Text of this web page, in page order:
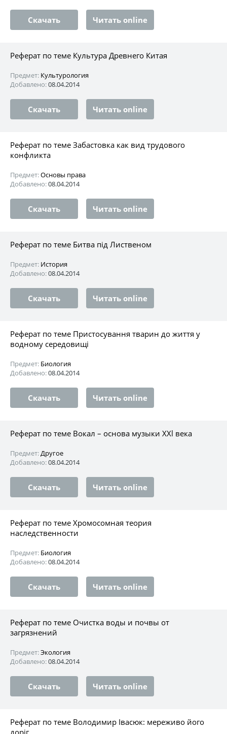
Скачать Читать online
Реферат по теме Культура Древнего Китая
Предмет: Культурология
Добавлено:08.04.2014
Скачать Читать online
Реферат по теме Забастовка как вид трудового
конфликта
Предмет:Основы права
Добавлено:08.04.2014
Скачать Читать online
Реферат по теме Битва під Лиственом
Предмет: История
Добавлено:08.04.2014
Скачать Читать online
Реферат по теме Пристосування тварин до життя у
водному середовищі
Предмет: Биология
Добавлено:08.04.2014
Скачать Читать online
Реферат по теме Вокал – основа музыки XXl века
Предмет:Другое
Добавлено:08.04.2014
Скачать Читать online
Реферат по теме Хромосомная теория
наследственности
Предмет: Биология
Добавлено:08.04.2014
Скачать Читать online
Реферат по теме Очистка воды и почвы от
загрязнений
Предмет:Экология
Добавлено:08.04.2014
Скачать Читать online
Реферат по теме Володимир Івасюк: мереживо його
доріг